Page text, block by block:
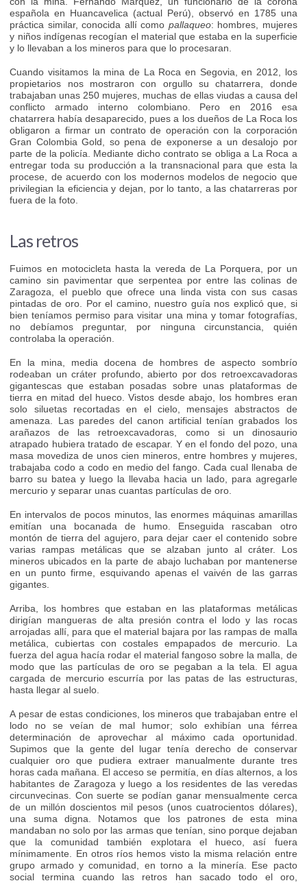
española en Huancavelica (actual Perú), observó en 1785 una
práctica similar, conocida allí como pallaqueo: hombres, mujeres
y niños indígenas recogían el material que estaba en la superficie
y lo llevaban a los mineros para que lo procesaran.
Cuando visitamos la mina de La Roca en Segovia, en 2012, los
propietarios nos mostraron con orgullo su chatarrera, donde
trabajaban unas 250 mujeres, muchas de ellas viudas a causa del
conflicto armado interno colombiano. Pero en 2016 esa
chatarrera había desaparecido, pues a los dueños de La Roca los
obligaron a firmar un contrato de operación con la corporación
Gran Colombia Gold, so pena de exponerse a un desalojo por
parte de la policía. Mediante dicho contrato se obliga a La Roca a
entregar toda su producción a la transnacional para que esta la
procese, de acuerdo con los modernos modelos de negocio que
privilegian la eficiencia y dejan, por lo tanto, a las chatarreras por
fuera de la foto.
Las retros
Fuimos en motocicleta hasta la vereda de La Porquera, por un
camino sin pavimentar que serpentea por entre las colinas de
Zaragoza, el pueblo que ofrece una linda vista con sus casas
pintadas de oro. Por el camino, nuestro guía nos explicó que, si
bien teníamos permiso para visitar una mina y tomar fotografías,
no debíamos preguntar, por ninguna circunstancia, quién
controlaba la operación.
En la mina, media docena de hombres de aspecto sombrío
rodeaban un cráter profundo, abierto por dos retroexcavadoras
gigantescas que estaban posadas sobre unas plataformas de
tierra en mitad del hueco. Vistos desde abajo, los hombres eran
solo siluetas recortadas en el cielo, mensajes abstractos de
amenaza. Las paredes del canon artificial tenían grabados los
arañazos de las retroexcavadoras, como si un dinosaurio
atrapado hubiera tratado de escapar. Y en el fondo del pozo, una
masa movediza de unos cien mineros, entre hombres y mujeres,
trabajaba codo a codo en medio del fango. Cada cual llenaba de
barro su batea y luego la llevaba hacia un lado, para agregarle
mercurio y separar unas cuantas partículas de oro.
En intervalos de pocos minutos, las enormes máquinas amarillas
emitían una bocanada de humo. Enseguida rascaban otro
montón de tierra del agujero, para dejar caer el contenido sobre
varias rampas metálicas que se alzaban junto al cráter. Los
mineros ubicados en la parte de abajo luchaban por mantenerse
en un punto firme, esquivando apenas el vaivén de las garras
gigantes.
Arriba, los hombres que estaban en las plataformas metálicas
dirigían mangueras de alta presión contra el lodo y las rocas
arrojadas allí, para que el material bajara por las rampas de malla
metálica, cubiertas con costales empapados de mercurio. La
fuerza del agua hacía rodar el material fangoso sobre la malla, de
modo que las partículas de oro se pegaban a la tela. El agua
cargada de mercurio escurría por las patas de las estructuras,
hasta llegar al suelo.
A pesar de estas condiciones, los mineros que trabajaban entre el
lodo no se veían de mal humor; solo exhibían una férrea
determinación de aprovechar al máximo cada oportunidad.
Supimos que la gente del lugar tenía derecho de conservar
cualquier oro que pudiera extraer manualmente durante tres
horas cada mañana. El acceso se permitía, en días alternos, a los
habitantes de Zaragoza y luego a los residentes de las veredas
circunvecinas. Con suerte se podían ganar mensualmente cerca
de un millón doscientos mil pesos (unos cuatrocientos dólares),
una suma digna. Notamos que los patrones de esta mina
mandaban no solo por las armas que tenían, sino porque dejaban
que la comunidad también explotara el hueco, así fuera
mínimamente. En otros ríos hemos visto la misma relación entre
grupo armado y comunidad, en torno a la minería. Ese pacto
social termina cuando las retros han sacado todo el oro,